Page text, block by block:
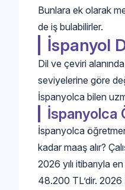
Bunlara ek olarak
de iş bulabilirler.
İspanyol
Dil ve çeviri
seviyelerine göre
İspanyolca bilen
İspanyolca
İspanyolca
kadar maaş alır?
2026 yılı itibarıyla
48.200 TL’dir.